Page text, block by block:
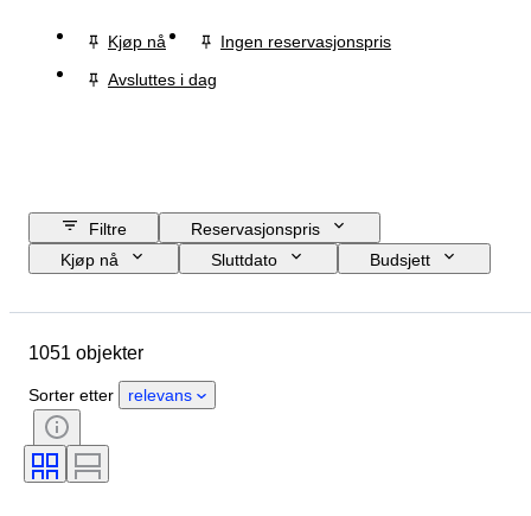
Kjøp nå
Ingen reservasjonspris
Avsluttes i dag
Filtre
Reservasjonspris
Kjøp nå
Sluttdato
Budsjett
Opprinnelsesland
Tilstand
Sertifisering
Stil
Farge
1051 objekter
Sorter etter relevans